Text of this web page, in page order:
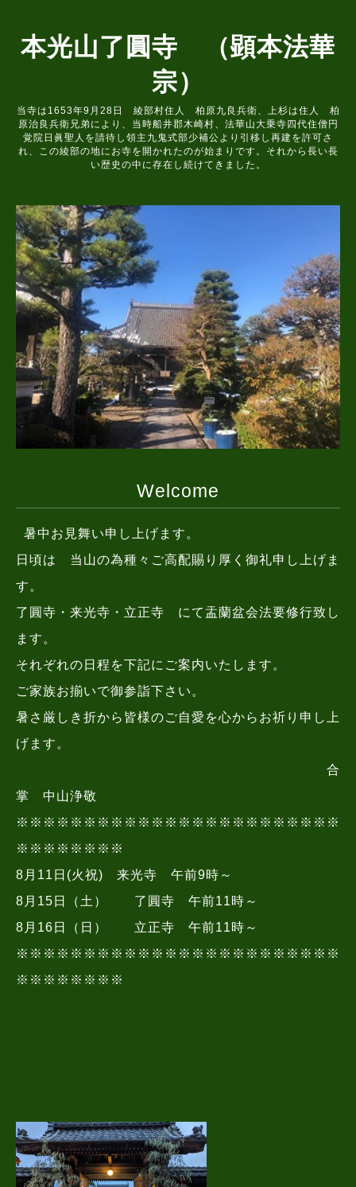
本光山了圓寺 （顕本法華
宗）
当寺は1653年9月28日 綾部村住人 柏原九良兵衛、上杉は住人 柏
原治良兵衛兄弟により、当時船井郡木崎村、法華山大乗寺四代住僧円
覚院日眞聖人を請待し領主九鬼式部少補公より引移し再建を許可さ
れ、この綾部の地にお寺を開かれたのが始まりです。それから長い長
い歴史の中に存在し続けてきました。
Welcome
暑中お見舞い申し上げます。
日頃は 当山の為種々ご高配賜り厚く御礼申し上げま
す。
了圓寺・来光寺・立正寺 にて盂蘭盆会法要修行致し
ます。
それぞれの日程を下記にご案内いたします。
ご家族お揃いで御参詣下さい。
暑さ厳しき折から皆様のご自愛を心からお祈り申し上
げます。
合
掌 中山浄敬
※※※※ ※※※※ ※※※※ ※※※※ ※※※※ ※※※※
※※※※ ※※※※
8月11日(火祝) 来光寺 午前9時～
8月15日（土） 了圓寺 午前11時～
8月16日（日） 立正寺 午前11時～
※※※※ ※※※※ ※※※※ ※※※※ ※※※※ ※※※※
※※※※ ※※※※